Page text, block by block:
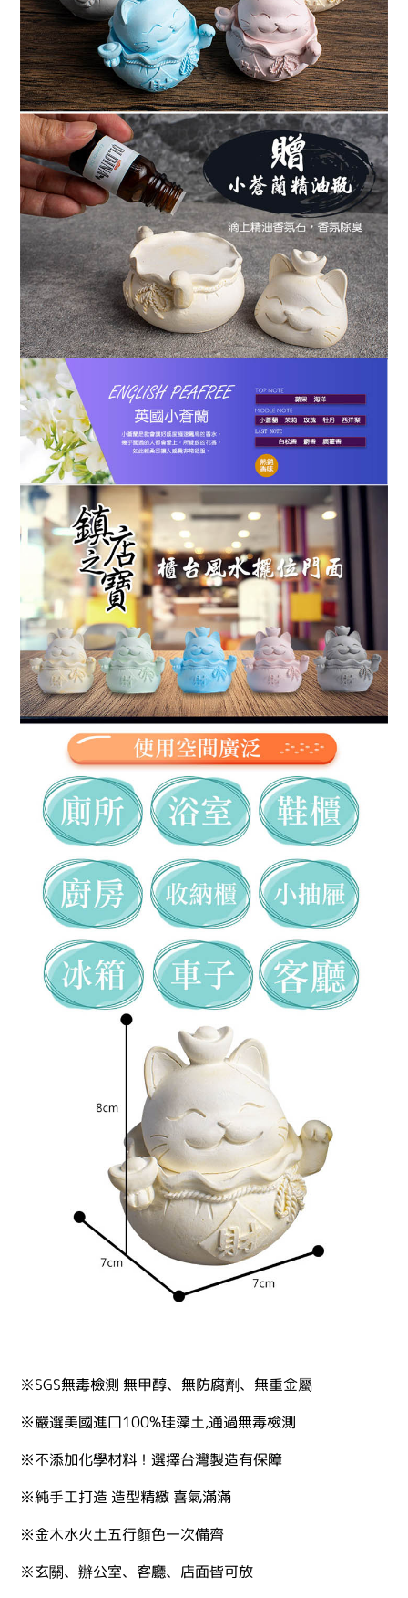
※SGS無毒檢測 無甲醇、無防腐劑、無重金屬
※嚴選美國進口100%珪藻土,通過無毒檢測
※不添加化學材料！選擇台灣製造有保障
※純手工打造 造型精緻 喜氣滿滿
※金木水火土五行顏色一次備齊
※玄關、辦公室、客廳、店面皆可放